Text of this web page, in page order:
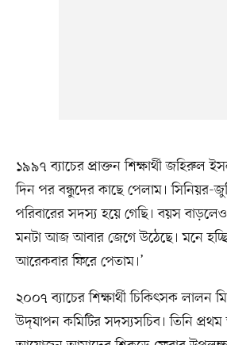
১৯৯৭ ব্যাচের প্রাক্তন শিক্ষার্থী জহিরুল
দিন পর বন্ধুদের কাছে পেলাম। সিনিয়র-
পরিবারের সদস্য হয়ে গেছি। বয়স
মনটা আজ আবার জেগে উঠেছে। মনে
আরেকবার ফিরে পেতাম।’
২০০৭ ব্যাচের শিক্ষার্থী চিকিৎসক লালন
উদ্‌যাপন কমিটির সদস্যসচিব। তিনি